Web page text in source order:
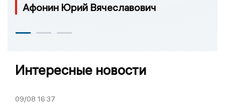
Афонин Юрий Вячеславович
Интересные новости
09/08 16:37